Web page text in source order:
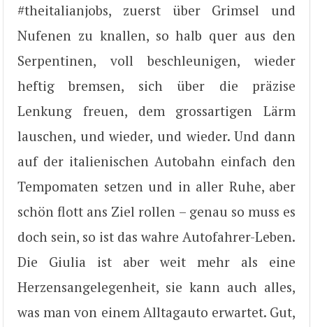
#theitalianjobs, zuerst über Grimsel und
Nufenen zu knallen, so halb quer aus den
Serpentinen, voll beschleunigen, wieder
heftig bremsen, sich über die präzise
Lenkung freuen, dem grossartigen Lärm
lauschen, und wieder, und wieder. Und dann
auf der italienischen Autobahn einfach den
Tempomaten setzen und in aller Ruhe, aber
schön flott ans Ziel rollen – genau so muss es
doch sein, so ist das wahre Autofahrer-Leben.
Die Giulia ist aber weit mehr als eine
Herzensangelegenheit, sie kann auch alles,
was man von einem Alltagauto erwartet. Gut,